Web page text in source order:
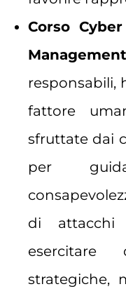
Corso
Management
responsabili,
fattore
sfruttate dai
per
di
esercitare
strategiche,